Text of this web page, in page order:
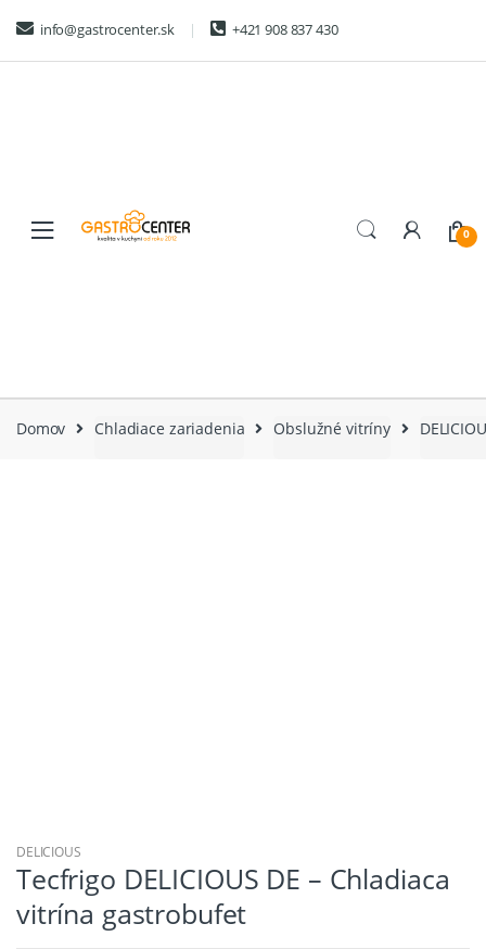
navigation
content
info@gastrocenter.sk +421 908 837 430
0
Domov Chladiace zariadenia Obslužné vitríny
DELICIOUS
Tecfrigo DELICIOUS DE – Chladiaca
vitrína gastrobufet